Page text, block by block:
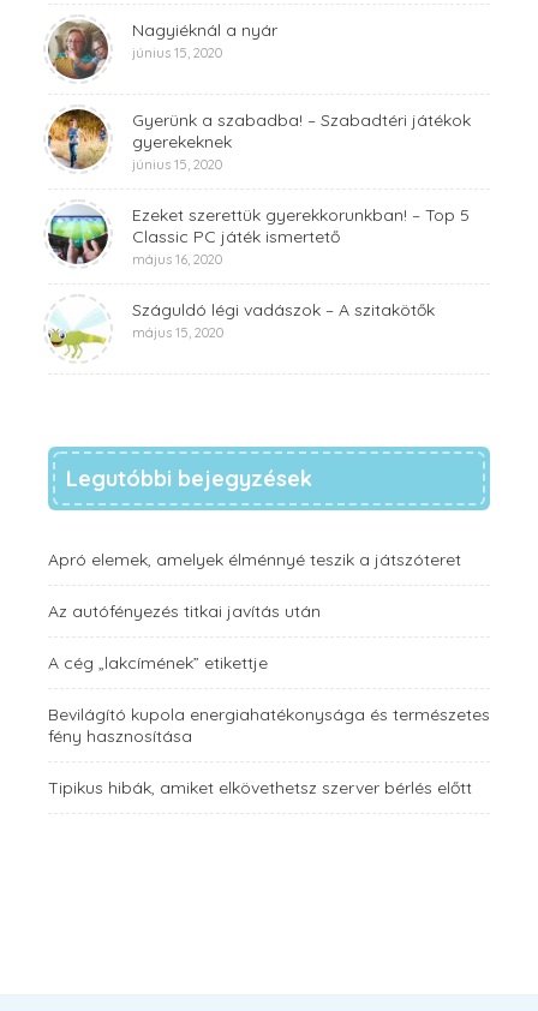
Nagyiéknál a nyár
június 15, 2020
Gyerünk a szabadba! – Szabadtéri játékok
gyerekeknek
június 15, 2020
Ezeket szerettük gyerekkorunkban! – Top 5
Classic PC játék ismertető
május 16, 2020
Száguldó légi vadászok – A szitakötők
május 15, 2020
Legutóbbi bejegyzések
Apró elemek, amelyek élménnyé teszik a játszóteret
Az autófényezés titkai javítás után
A cég „lakcímének” etikettje
Bevilágító kupola energiahatékonysága és természetes
fény hasznosítása
Tipikus hibák, amiket elkövethetsz szerver bérlés előtt